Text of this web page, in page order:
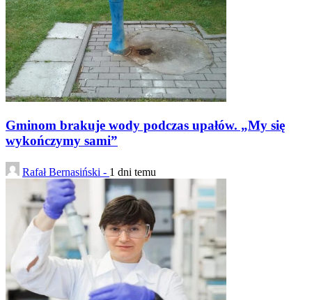
Gminom brakuje wody podczas upałów. „My się
wykończymy sami”
Rafał Bernasiński - 1 dni temu